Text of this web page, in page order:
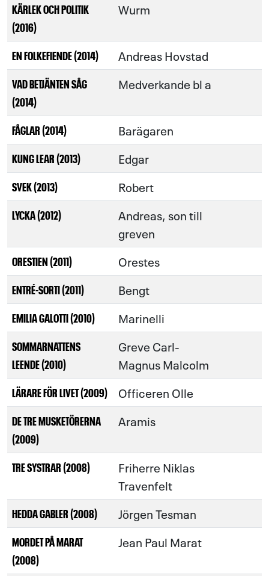
KÄRLEK OCH POLITIK
(2016)
Wurm
EN FOLKEFIENDE (2014) Andreas Hovstad
VAD BETJÄNTEN SÅG
(2014)
Medverkande bl a
FÅGLAR (2014) Barägaren
KUNG LEAR (2013) Edgar
SVEK (2013) Robert
LYCKA (2012)
Andreas, son till
greven
ORESTIEN (2011) Orestes
ENTRÉ-SORTI (2011) Bengt
EMILIA GALOTTI (2010) Marinelli
SOMMARNATTENS
LEENDE (2010)
Greve Carl-
Magnus Malcolm
LÄRARE FÖR LIVET (2009) Officeren Olle
DE TRE MUSKETÖRERNA
(2009)
Aramis
TRE SYSTRAR (2008)
Friherre Niklas
Travenfelt
HEDDA GABLER (2008) Jörgen Tesman
MORDET PÅ MARAT
(2008)
Jean Paul Marat